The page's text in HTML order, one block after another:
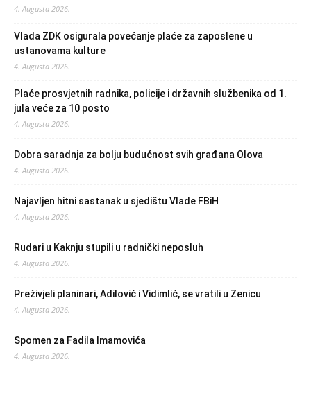
4. Augusta 2026.
Vlada ZDK osigurala povećanje plaće za zaposlene u
ustanovama kulture
4. Augusta 2026.
Plaće prosvjetnih radnika, policije i državnih službenika od 1.
jula veće za 10 posto
4. Augusta 2026.
Dobra saradnja za bolju budućnost svih građana Olova
4. Augusta 2026.
Najavljen hitni sastanak u sjedištu Vlade FBiH
4. Augusta 2026.
Rudari u Kaknju stupili u radnički neposluh
4. Augusta 2026.
Preživjeli planinari, Adilović i Vidimlić, se vratili u Zenicu
4. Augusta 2026.
Spomen za Fadila Imamovića
4. Augusta 2026.